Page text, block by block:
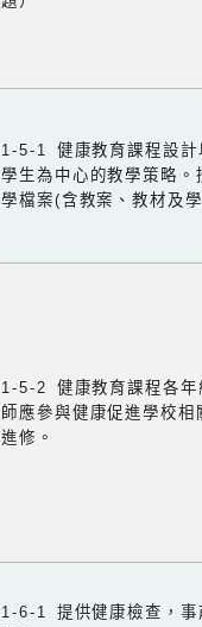
1-5-1 健康教育課程設計
學生為中心的教學策略。
學檔案(含教案、教材及
1-5-2 健康教育課程各年
師應參與健康促進學校
進修。
1-6-1 提供健康檢查，事